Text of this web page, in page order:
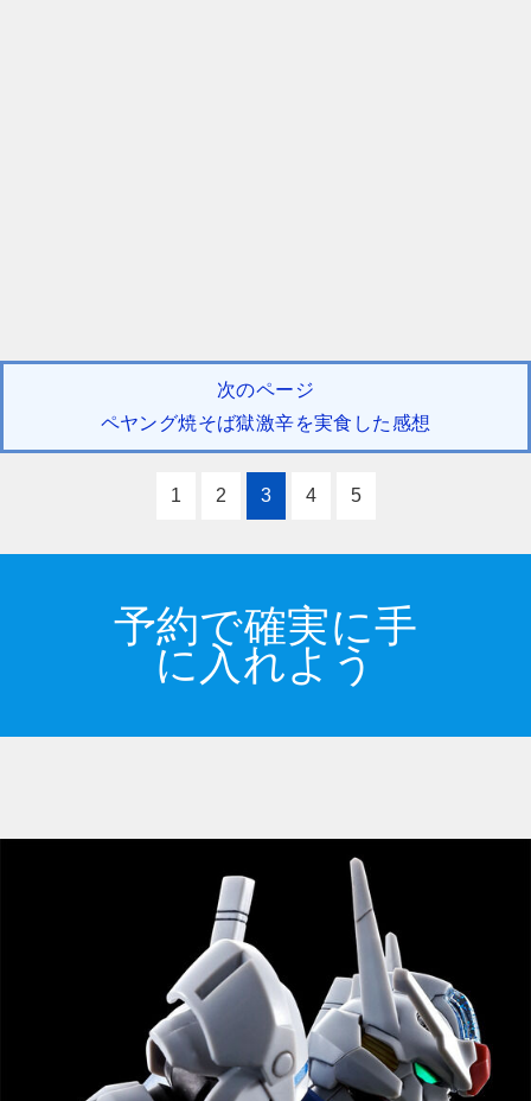
次のページ
ペヤング焼そば獄激辛を実食した感想
1 2 3 4 5
予約で確実に手
に入れよう